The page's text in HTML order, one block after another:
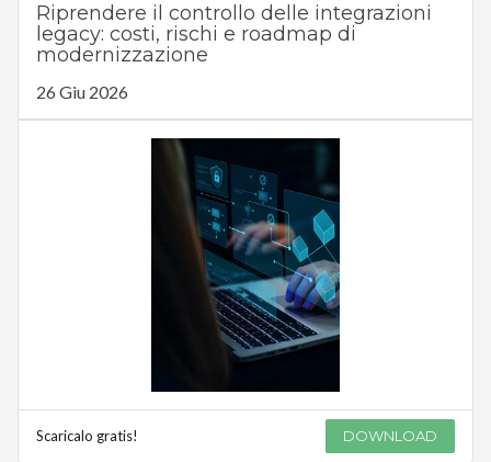
Riprendere il controllo delle integrazioni
legacy: costi, rischi e roadmap di
modernizzazione
26 Giu 2026
Scaricalo gratis! DOWNLOAD